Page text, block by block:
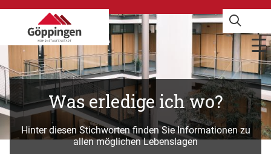
Was erledige ich wo?
Hinter diesen Stichworten finden Sie Informationen zu
allen möglichen Lebenslagen